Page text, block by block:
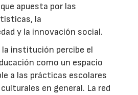
apuesta por las
la
y la innovación social.
institución percibe el
como un espacio
a las prácticas escolares
en general. La red